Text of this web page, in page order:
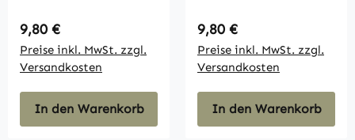
Regulärer Preis:
9,80 €
Preise inkl. MwSt. zzgl.
Versandkosten
In den Warenkorb
Regulärer Preis:
9,80 €
Preise inkl. MwSt. zzgl.
Versandkosten
In den Warenkorb